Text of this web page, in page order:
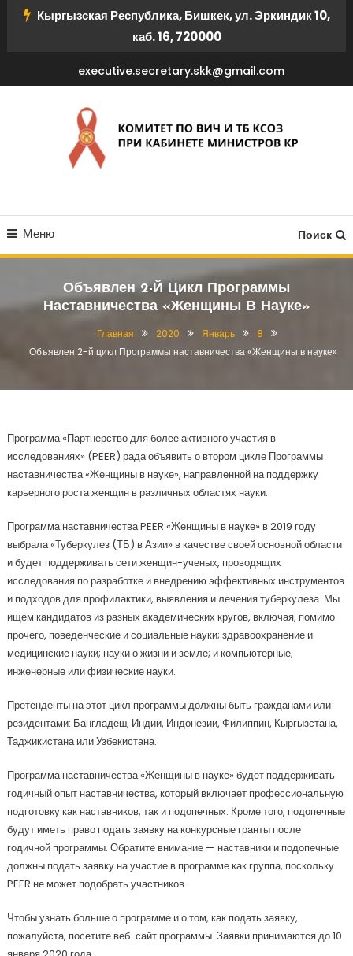
ПерейтиКыргызская Республика, Бишкек, ул. Эркиндик 10,
каб. 16, 720000
executive.secretary.skk@gmail.com
КСОЗ ПРИ КАБИНЕТЕ
МИНИСТРОВ КР
Меню Поиск
Объявлен 2-Й Цикл Программы
Наставничества «Женщины В Науке»
Главная 2020 Январь
8
Объявлен 2-й цикл Программы наставничества «Женщины в науке»
Программа «Партнерство для более активного участия в
исследованиях» (PEER) рада объявить о втором цикле Программы
наставничества «Женщины в науке», направленной на поддержку
карьерного роста женщин в различных областях науки.
Программа наставничества PEER «Женщины в науке» в 2019 году
выбрала «Туберкулез (ТБ) в Азии» в качестве своей основной области
и будет поддерживать сети женщин-ученых, проводящих
исследования по разработке и внедрению эффективных инструментов
и подходов для профилактики, выявления и лечения туберкулеза. Мы
ищем кандидатов из разных академических кругов, включая, помимо
прочего, поведенческие и социальные науки; здравоохранение и
медицинские науки; науки о жизни и земле; и компьютерные,
инженерные или физические науки.
Претенденты на этот цикл программы должны быть гражданами или
резидентами: Бангладеш, Индии, Индонезии, Филиппин, Кыргызстана,
Таджикистана или Узбекистана.
Программа наставничества «Женщины в науке» будет поддерживать
годичный опыт наставничества, который включает профессиональную
подготовку как наставников, так и подопечных. Кроме того, подопечные
будут иметь право подать заявку на конкурсные гранты после
годичной программы. Обратите внимание — наставники и подопечные
должны подать заявку на участие в программе как группа, поскольку
PEER не может подобрать участников.
Чтобы узнать больше о программе и о том, как подать заявку,
пожалуйста, посетите веб-сайт программы. Заявки принимаются до 10